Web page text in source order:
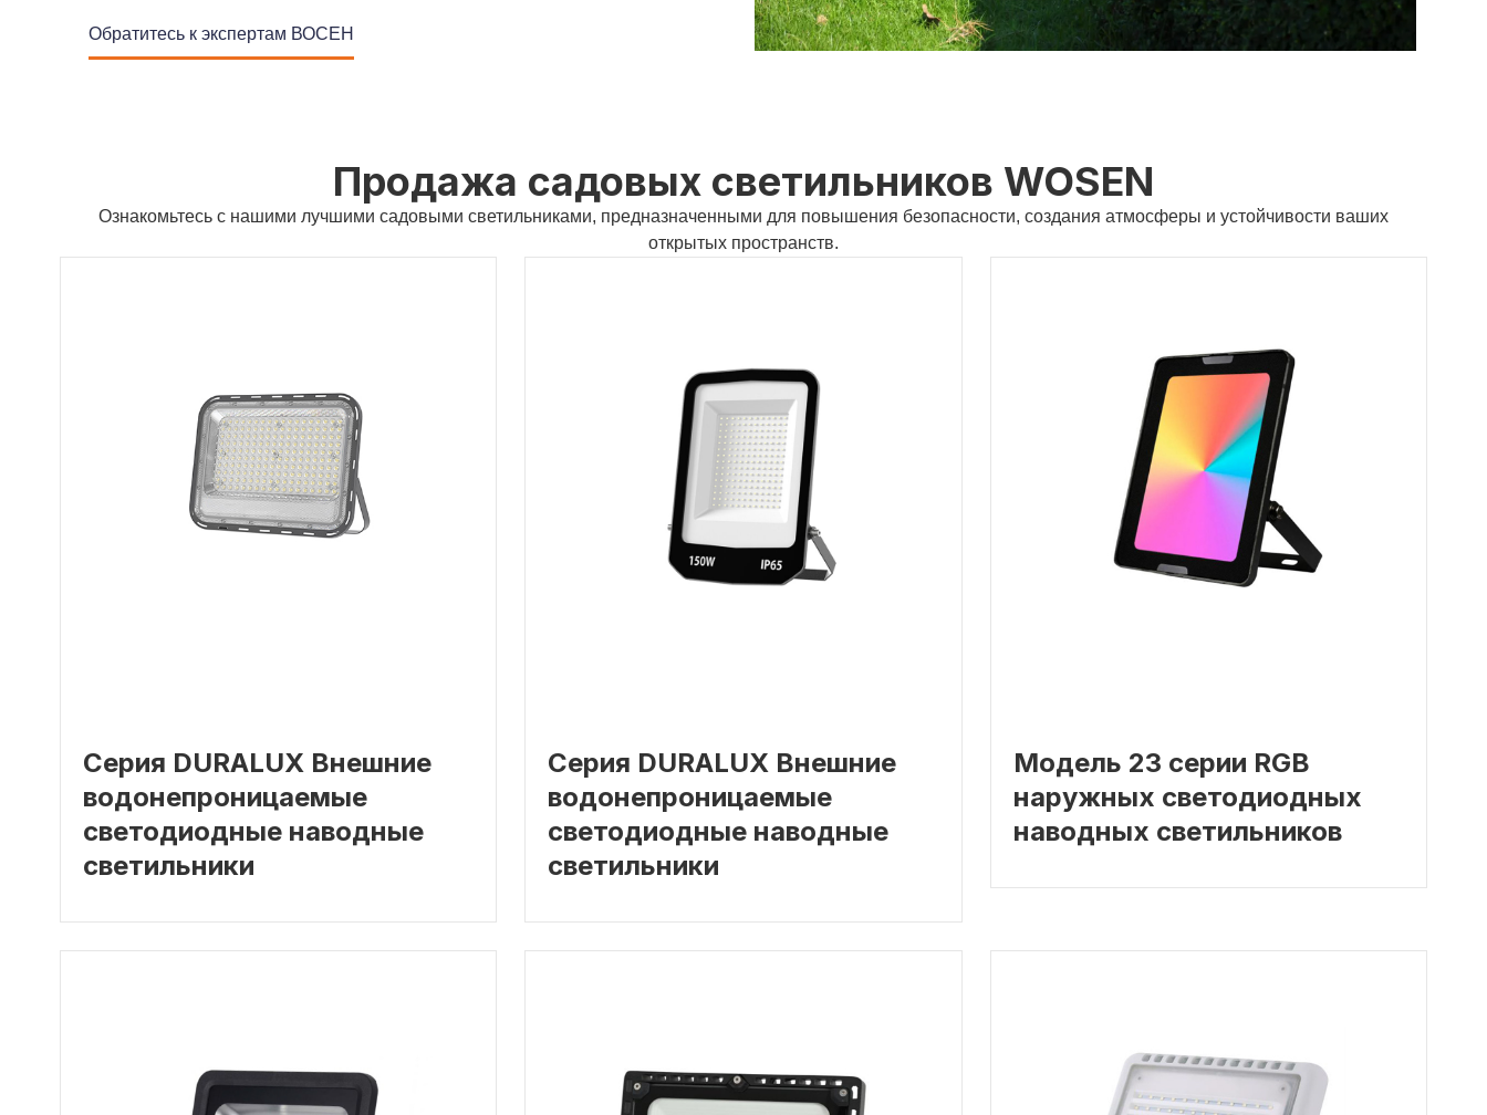
Обратитесь к экспертам ВОСЕН
Продажа садовых светильников WOSEN
Ознакомьтесь с нашими лучшими садовыми светильниками, предназначенными для повышения безопасности, создания атмосферы и устойчивости ваших
открытых пространств.
Серия DURALUX Внешние
водонепроницаемые
светодиодные наводные
светильники
Серия DURALUX Внешние
водонепроницаемые
светодиодные наводные
светильники
Модель 23 серии RGB
наружных светодиодных
наводных светильников